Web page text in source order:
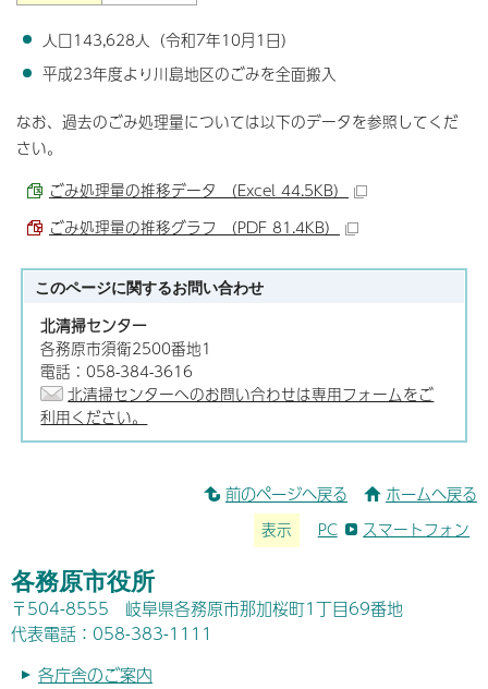
人口143,628人（令和7年10月1日）
平成23年度より川島地区のごみを全面搬入
なお、過去のごみ処理量については以下のデータを参照してくだ
さい。
ごみ処理量の推移データ （Excel 44.5KB）
ごみ処理量の推移グラフ （PDF 81.4KB）
このページに関するお問い合わせ
北清掃センター
各務原市須衛2500番地1
電話：058-384-3616
北清掃センターへのお問い合わせは専用フォームをご
利用ください。
前のページへ戻る ホームへ戻る
表示 PC スマートフォン
各務原市役所
〒504-8555 岐阜県各務原市那加桜町1丁目69番地
代表電話：058-383-1111
各庁舎のご案内